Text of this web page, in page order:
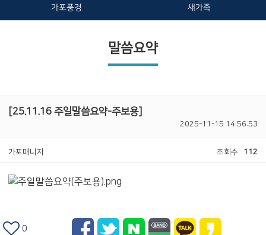
가포풍경 새가족
말씀요약
[25.11.16 주일말씀요약-주보용]
2025-11-15 14:56:53
가포매니저 조회수 112
0